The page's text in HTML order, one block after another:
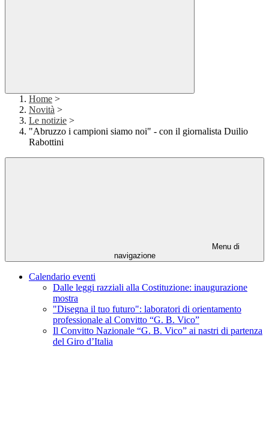
Home >
Novità >
Le notizie >
"Abruzzo i campioni siamo noi" - con il giornalista Duilio
Rabottini
Menu di
navigazione
Calendario eventi
Dalle leggi razziali alla Costituzione: inaugurazione
mostra
"Disegna il tuo futuro": laboratori di orientamento
professionale al Convitto “G. B. Vico”
Il Convitto Nazionale “G. B. Vico” ai nastri di partenza
del Giro d’Italia